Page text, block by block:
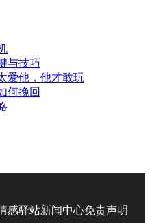
与技巧
爱他，他才敢玩
何挽回
感驿站新闻中心免责声明